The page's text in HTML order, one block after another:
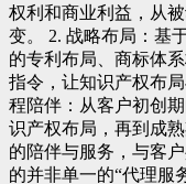
权利和商业利益，从
变。 2. 战略布局：基
的专利布局、商标体
指令，让知识产权布
程陪伴：从客户初创
识产权布局，再到成
的陪伴与服务，与客
的并非单一的“代理服